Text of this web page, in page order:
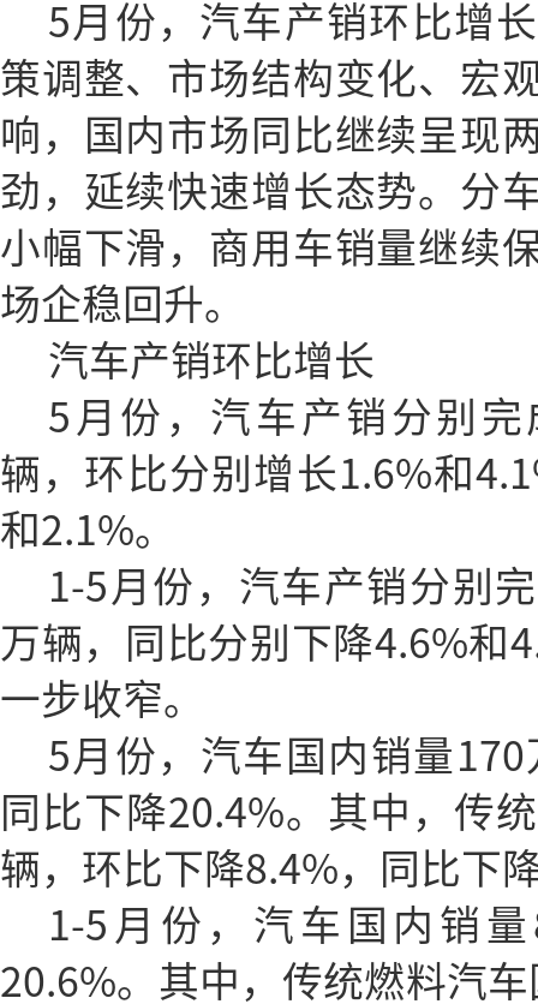
5月份，汽车产销环比增
策调整、市场结构变化、宏
响，国内市场同比继续呈现
劲，延续快速增长态势。分
小幅下滑，商用车销量继续
场企稳回升。
汽车产销环比增长
5月份，汽车产销分别完
辆，环比分别增长1.6%和
和2.1%。
1-5月份，汽车产销分别
万辆，同比分别下降4.6%和
一步收窄。
5月份，汽车国内销量
同比下降20.4%。其中，传
辆，环比下降8.4%，同比下
1-5月份，汽车国内销
20.6%。其中，传统燃料汽